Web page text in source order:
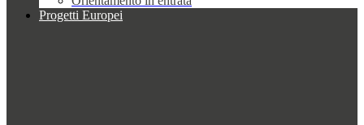
Progetti Europei